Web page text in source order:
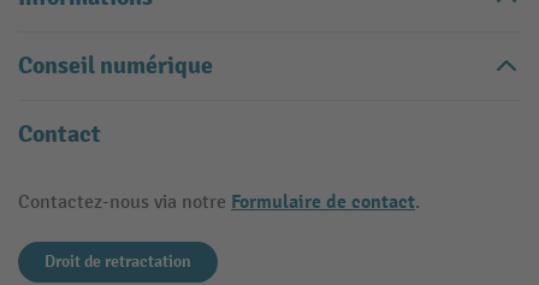
Conseil numérique
Contact
Contactez-nous via notre Formulaire de contact.
Droit de retractation